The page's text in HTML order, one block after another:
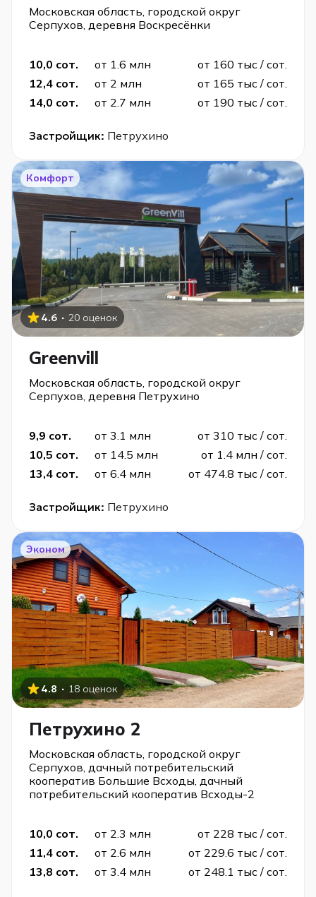
Московская область, городской округ
Серпухов, деревня Воскресёнки
10,0 сот. от 1.6 млн
от 160 тыс / сот.
12,4 сот.
от 2 млн
от 165 тыс / сот.
14,0 сот.
от 2.7 млн от 190 тыс / сот.
Застройщик: Петрухино
Комфорт
4.6 · 20 оценок
Greenvill
Московская область, городской округ
Серпухов, деревня Петрухино
9,9 сот. от 3.1 млн
от 310 тыс / сот.
10,5 сот.
от 14.5 млн
от 1.4 млн / сот.
13,4 сот.
от 6.4 млн от 474.8 тыс / сот.
Застройщик: Петрухино
Эконом
4.8 · 18 оценок
Петрухино 2
Московская область, городской округ
Серпухов, дачный потребительский
кооператив Большие Всходы, дачный
потребительский кооператив Всходы-2
10,0 сот. от 2.3 млн
от 228 тыс / сот.
11,4 сот.
от 2.6 млн
от 229.6 тыс / сот.
13,8 сот.
от 3.4 млн от 248.1 тыс / сот.